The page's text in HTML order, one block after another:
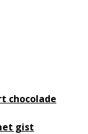
chocolade
gist